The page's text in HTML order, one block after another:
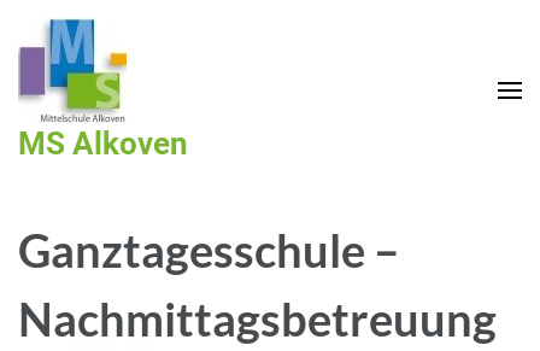
MS Alkoven
Ganztagesschule –
Nachmittagsbetreuung